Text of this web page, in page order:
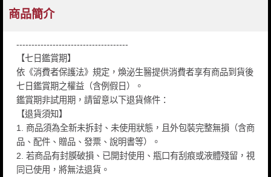
商品簡介
-------------------------------------
【七日鑑賞期】
依《消費者保護法》規定，煥泌生醫提供消費者享有商品到貨後
七日鑑賞期之權益（含例假日）。
鑑賞期非試用期，請留意以下退貨條件：
【退貨須知】
1. 商品須為全新未拆封、未使用狀態，且外包裝完整無損（含商
品、配件、贈品、發票、說明書等）。
2. 若商品有封膜破損、已開封使用、瓶口有刮痕或液體殘留，視
同已使用，將無法退貨。